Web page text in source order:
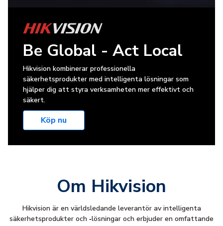
Be Global - Act Local
Hikvision kombinerar professionella
säkerhetsprodukter med intelligenta lösningar som
hjälper dig att styra verksamheten mer effektivt och
säkert.
Köp nu
Om Hikvision
Hikvision är en världsledande leverantör av intelligenta
säkerhetsprodukter och ‑lösningar och erbjuder en omfattande